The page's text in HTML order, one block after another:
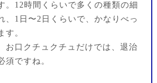
。12時間くらいで多くの種類の細
、1日〜2日くらいで、かなりべっ
す。
お口クチュクチュだけでは、退治
須ですね。